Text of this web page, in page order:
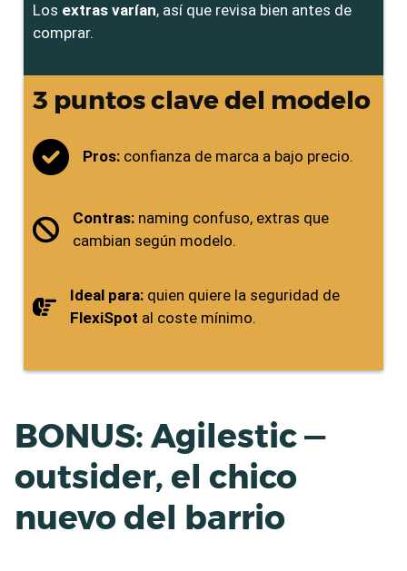
Los extras varían, así que revisa bien antes de
comprar.
3 puntos clave del modelo
Pros: confianza de marca a bajo precio.
Contras:naming confuso, extras que
cambian según modelo.
Ideal para: quien quiere la seguridad de
FlexiSpot al coste mínimo.
BONUS: Agilestic —
outsider, el chico
nuevo del barrio